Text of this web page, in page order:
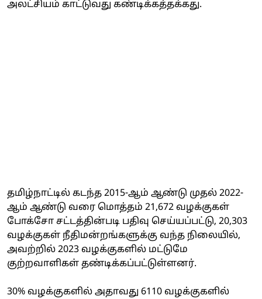
அலட்சியம் காட்டுவது கண்டிக்கத்தக்கது.
தமிழ்நாட்டில் கடந்த 2015-ஆம் ஆண்டு முதல் 2022-
ஆம் ஆண்டு வரை மொத்தம் 21,672 வழக்குகள்
போக்சோ சட்டத்தின்படி பதிவு செய்யப்பட்டு, 20,303
வழக்குகள் நீதிமன்றங்களுக்கு வந்த நிலையில்,
அவற்றில் 2023 வழக்குகளில் மட்டுமே
குற்றவாளிகள் தண்டிக்கப்பட்டுள்ளனர்.
30% வழக்குகளில் அதாவது 6110 வழக்குகளில்